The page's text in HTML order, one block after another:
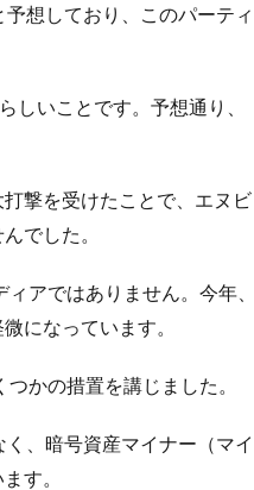
想しており、このパーティ
しいことです。予想通り、
撃を受けたことで、エヌビ
でした。
アではありません。今年、
になっています。
かの措置を講じました。
、暗号資産マイナー（マイ
す。